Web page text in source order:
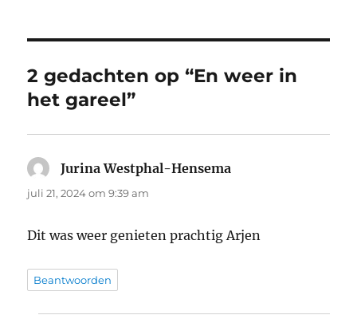
2 gedachten op “En weer in
het gareel”
Jurina Westphal-Hensema
juli 21, 2024 om 9:39 am
Dit was weer genieten prachtig Arjen
Beantwoorden